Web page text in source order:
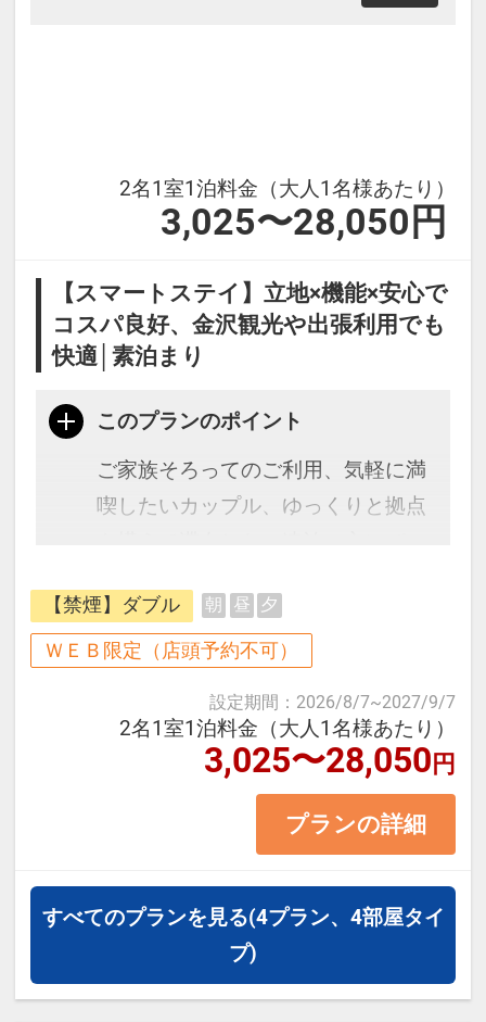
00～23：00 ウェルカムお茶漬けサ
2名1室1泊料金（大人1名様あたり）
3,025〜28,050円
【スマートステイ】立地×機能×安心で
コスパ良好、金沢観光や出張利用でも
快適│素泊まり
このプランのポイント
ご家族そろってのご利用、気軽に満
喫したいカップル、ゆっくりと拠点
【客室の魅力】
れを残しにくい快適な寝心地を実
浴室には広めのバスタブをご用意
し、観光や移動で疲れた体をしっか
高速Wi-Fi完備・遮光カーテンで、静
かさと快適さを満喫。
コンパクトながら機能性を重視した
客室で、カップルのご旅行はもちろ
【禁煙】ダブル 朝 昼 夕
ＷＥＢ限定（店頭予約不可）
設定期間 ： 2026/8/7~2027/9/7
2名1室1泊料金（大人1名様あたり）
3,025〜28,050円
プランの詳細
すべてのプランを見る(4プラン、4部屋タイ
プ)